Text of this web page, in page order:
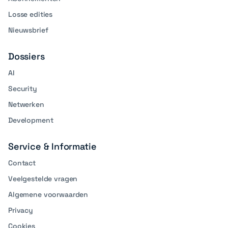
Losse edities
Nieuwsbrief
Dossiers
AI
Security
Netwerken
Development
Service & Informatie
Contact
Veelgestelde vragen
Algemene voorwaarden
Privacy
Cookies